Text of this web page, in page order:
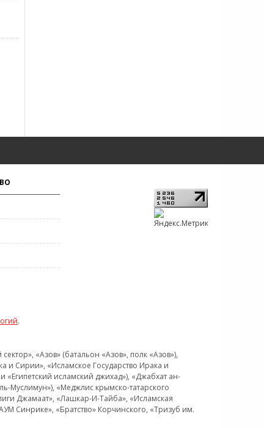
.
«Азов» (батальон «Азов», полк «Азов»),
и Сирии», «Исламское Государство Ирака и
исламский джихад»), «Джабхат ан-
Муслимун»), «Меджлис крымско-татарского
Джамаат», «Лашкар-И-Тайба», «Исламская
Синрике», «Братство» Корчинского, «Тризуб им.